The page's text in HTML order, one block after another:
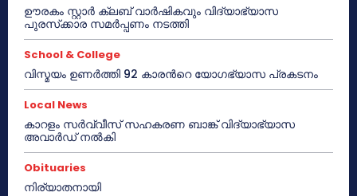
ഊരകം സ്റ്റാർ ക്ലബ് വാർഷികവും വിദ്യാഭ്യാസ
പുരസ്‌ക്കാര സമർപ്പണം നടത്തി
School & College
വിസ്മയം ഉണർത്തി 92 കാരൻറെ യോഗഭ്യാസ പ്രകടനം
Local News
കാറളം സർവ്വീസ് സഹകരണ ബാങ്ക് വിദ്യാഭ്യാസ
അവാർഡ് നൽകി
Obituaries
നിര്യാതനായി